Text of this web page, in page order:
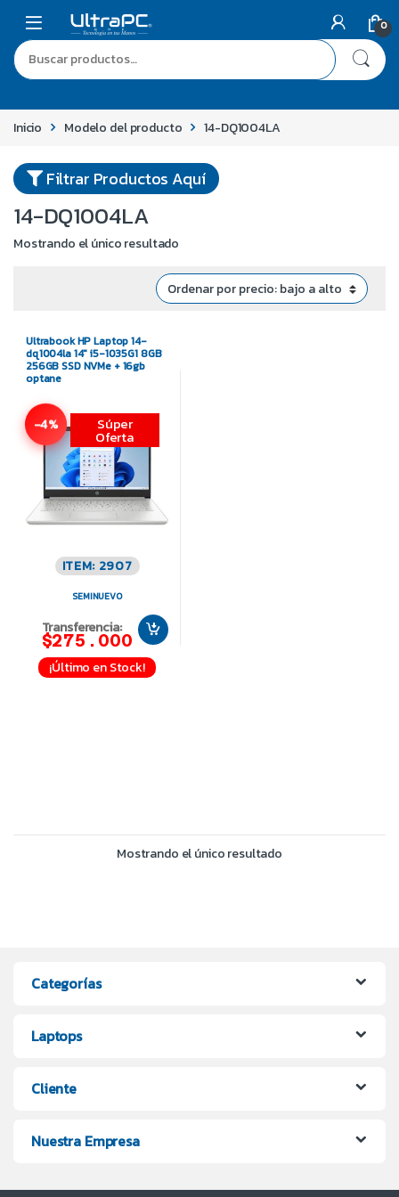
0
Inicio Modelo del producto 14-DQ1004LA
Filtrar Productos Aquí
14-DQ1004LA
Mostrando el único resultado
Ultrabook HP Laptop 14-
dq1004la 14″ i5-1035G1 8GB
256GB SSD NVMe + 16gb
optane
-4% Súper
Oferta
ITEM: 2907
SEMINUEVO
Transferencia:
$275.000
¡Último en Stock!
Mostrando el único resultado
Categorías
Laptops
Cliente
Nuestra Empresa